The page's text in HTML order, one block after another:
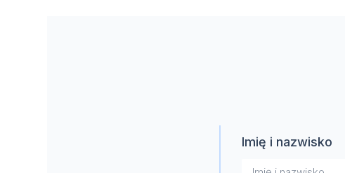
Imię i nazwisko